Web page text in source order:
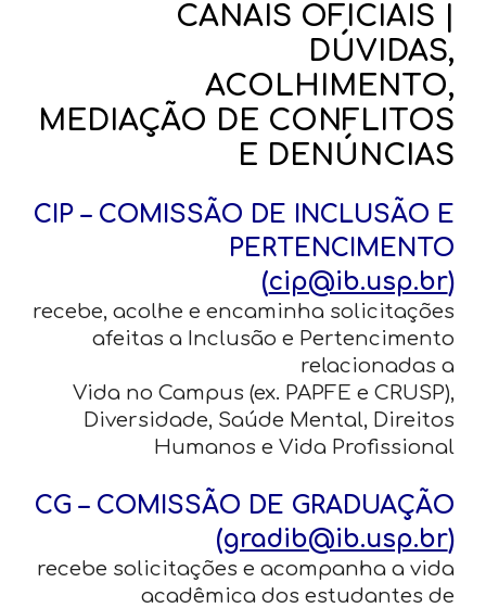
CANAIS OFICIAIS |
DÚVIDAS,
ACOLHIMENTO,
MEDIAÇÃO DE CONFLITOS
E DENÚNCIAS
CIP – COMISSÃO DE INCLUSÃO E
PERTENCIMENTO
(cip@ib.usp.br)
recebe, acolhe e encaminha solicitações
afeitas a Inclusão e Pertencimento
relacionadas a
Vida no Campus (ex. PAPFE e CRUSP),
Diversidade, Saúde Mental, Direitos
Humanos e Vida Profissional
CG – COMISSÃO DE GRADUAÇÃO
(gradib@ib.usp.br)
recebe solicitações e acompanha a vida
acadêmica dos estudantes de